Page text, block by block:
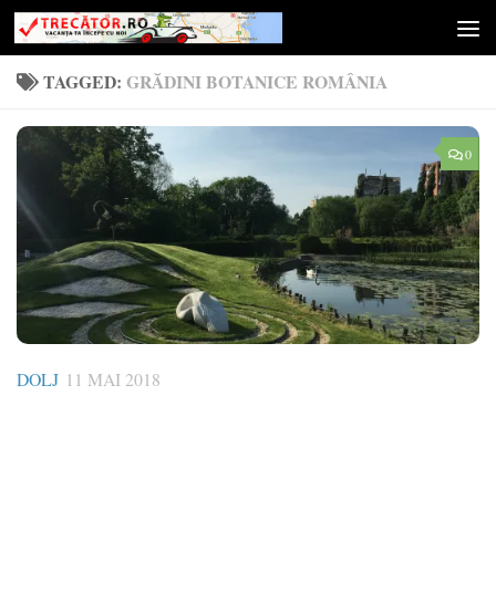
Skip to content
TAGGED: GRĂDINI BOTANICE ROMÂNIA
0
DOLJ 11 MAI 2018